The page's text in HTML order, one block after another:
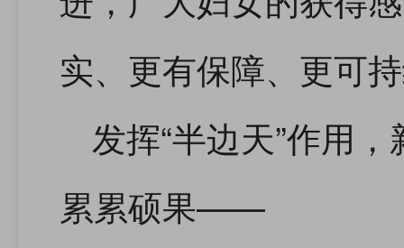
实、更有保障、更可
发挥“半边天”作用
累累硕果——